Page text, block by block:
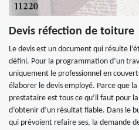
Devis réfection de toiture
Le devis est un document qui résulte
défini. Pour la programmation d’un
uniquement le professionnel en
élaborer le devis employé. Parce que
prestataire est tous ce qu’il faut pour
d’obtenir d’un résultat fiable. Dans le
qui prévoient refaire ses, la demande